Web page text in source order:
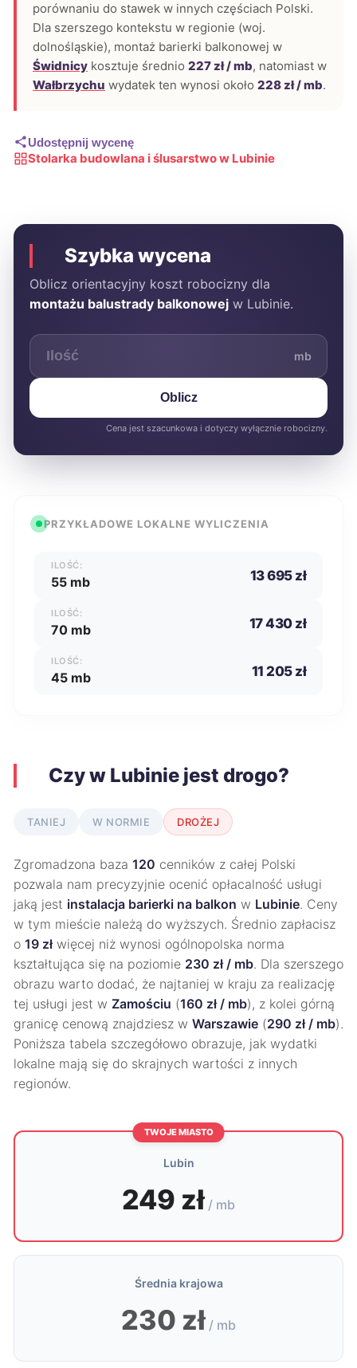
porównaniu do stawek w innych częściach Polski.
Dla szerszego kontekstu w regionie (woj.
dolnośląskie), montaż barierki balkonowej w
Świdnicy kosztuje średnio 227 zł / mb, natomiast w
Wałbrzychu wydatek ten wynosi około 228 zł / mb.
Udostępnij wycenę
Stolarka budowlana i ślusarstwo w Lubinie
Szybka wycena
Oblicz orientacyjny koszt robocizny dla
montażu balustrady balkonowej w Lubinie.
mb
Oblicz
Cena jest szacunkowa i dotyczy wyłącznie robocizny.
PRZYKŁADOWE LOKALNE WYLICZENIA
ILOŚĆ:
55 mb 13 695 zł
ILOŚĆ:
70 mb 17 430 zł
ILOŚĆ:
45 mb 11 205 zł
Czy w Lubinie jest drogo?
TANIEJ W NORMIE DROŻEJ
Zgromadzona baza 120 cenników z całej Polski
pozwala nam precyzyjnie ocenić opłacalność usługi
jaką jest instalacja barierki na balkon w Lubinie. Ceny
w tym mieście należą do wyższych. Średnio zapłacisz
o 19 złwięcej niż wynosi ogólnopolska norma
kształtująca się na poziomie 230 zł / mb. Dla szerszego
obrazu warto dodać, że najtaniej w kraju za realizację
tej usługi jest w Zamościu (160 zł / mb), z kolei górną
granicę cenową znajdziesz w Warszawie (290 zł / mb).
Poniższa tabela szczegółowo obrazuje, jak wydatki
lokalne mają się do skrajnych wartości z innych
regionów.
TWOJE MIASTO
Lubin
249 zł / mb
Średnia krajowa
230 zł / mb